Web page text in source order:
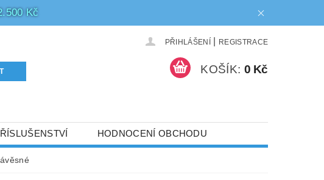
Kč
PŘIHLÁŠENÍ REGISTRACE
KOŠÍK: 0 Kč
HODNOCENÍ OBCHODU